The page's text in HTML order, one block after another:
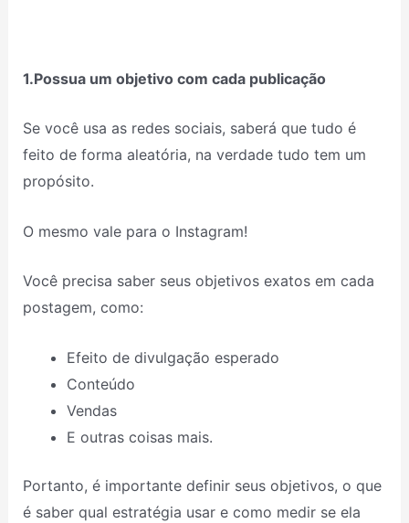
1.Possua um objetivo com cada publicação
Se você usa as redes sociais, saberá que tudo é
feito de forma aleatória, na verdade tudo tem um
propósito.
O mesmo vale para o Instagram!
Você precisa saber seus objetivos exatos em cada
postagem, como:
Efeito de divulgação esperado
Conteúdo
Vendas
E outras coisas mais.
Portanto, é importante definir seus objetivos, o que
é saber qual estratégia usar e como medir se ela